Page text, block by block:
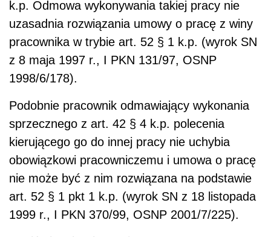
k.p. Odmowa wykonywania takiej pracy nie
uzasadnia rozwiązania umowy o pracę z winy
pracownika w trybie art. 52 § 1 k.p. (wyrok SN
z 8 maja 1997 r., I PKN 131/97, OSNP
1998/6/178).
Podobnie pracownik odmawiający wykonania
sprzecznego z art. 42 § 4 k.p. polecenia
kierującego go do innej pracy nie uchybia
obowiązkowi pracowniczemu i umowa o pracę
nie może być z nim rozwiązana na podstawie
art. 52 § 1 pkt 1 k.p. (wyrok SN z 18 listopada
1999 r., I PKN 370/99, OSNP 2001/7/225).